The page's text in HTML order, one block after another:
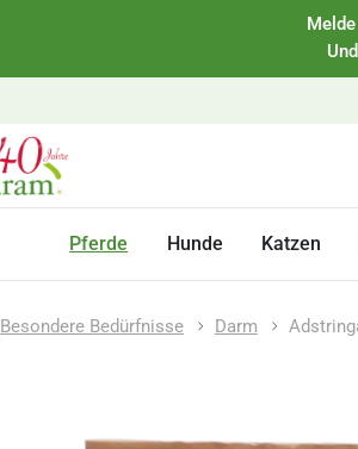
Pferde Hunde Katzen
Besondere Bedürfnisse Darm